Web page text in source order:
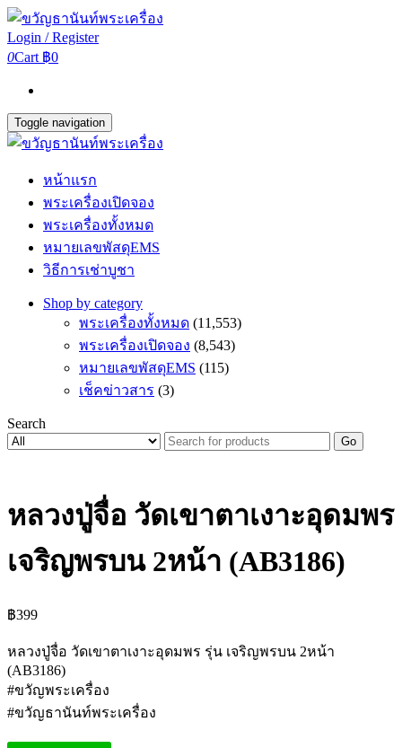
Login / Register
0Cart ฿0
Toggle navigation
หน้าแรก
พระเครื่องเปิดจอง
พระเครื่องทั้งหมด
หมายเลขพัสดุEMS
วิธีการเช่าบูชา
Shop by category
พระเครื่องทั้งหมด (11,553)
พระเครื่องเปิดจอง (8,543)
หมายเลขพัสดุEMS (115)
เช็คข่าวสาร (3)
Search
Go
หลวงปู่จื่อ วัดเขาตาเงาะอุดมพร
เจริญพรบน 2หน้า (AB3186)
฿399
หลวงปู่จื่อ วัดเขาตาเงาะอุดมพร รุ่น เจริญพรบน 2หน้า
(AB3186)
#ขวัญพระเครื่อง
#ขวัญธานันท์พระเครื่อง